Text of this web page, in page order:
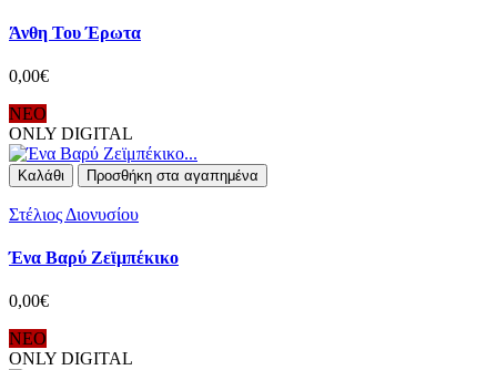
Άνθη Του Έρωτα
0,00€
ΝΕΟ
ONLY DIGITAL
Καλάθι Προσθήκη στα αγαπημένα
Στέλιος Διονυσίου
Ένα Βαρύ Ζεϊμπέκικο
0,00€
ΝΕΟ
ONLY DIGITAL